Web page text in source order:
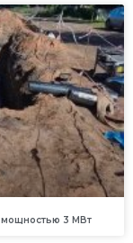
мощностью 3 МВт